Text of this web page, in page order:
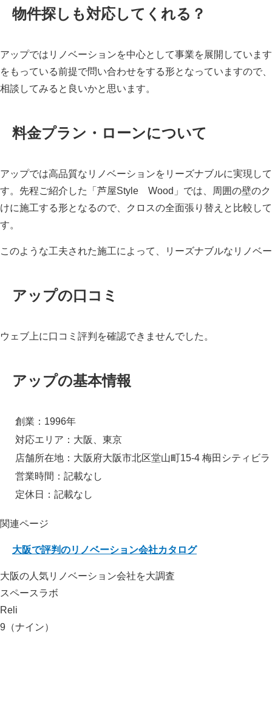
物件探しも対応してくれる？
アップではリノベーションを中心として事業を展開していま
をもっている前提で問い合わせをする形となっていますので
相談してみると良いかと思います。
料金プラン・ローンについて
アップでは高品質なリノベーションをリーズナブルに実現し
す。先程ご紹介した「芦屋Style Wood」では、周囲の壁の
けに施工する形となるので、クロスの全面張り替えと比較し
す。
このような工夫された施工によって、リーズナブルなリノベ
アップの口コミ
ウェブ上に口コミ評判を確認できませんでした。
アップの基本情報
創業：1996年
対応エリア：大阪、東京
店舗所在地：大阪府大阪市北区堂山町15-4 梅田シティ
営業時間：記載なし
定休日：記載なし
関連ページ
大阪で評判のリノベーション会社カタログ
大阪の人気リノベーション会社を大調査
スペースラボ
Reli
9（ナイン）